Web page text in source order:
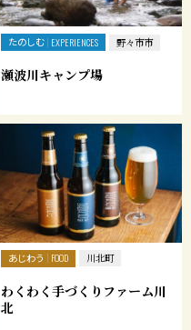
たのしむ EXPERIENCES 野々市市
瀬波川キャンプ場
あじわう FOOD 川北町
わくわく手づくりファーム川
北